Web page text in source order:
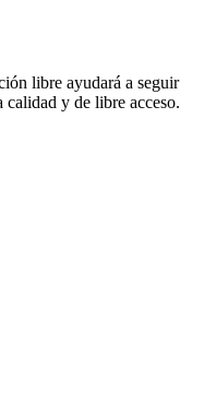
libre ayudará a seguir
calidad y de libre acceso.